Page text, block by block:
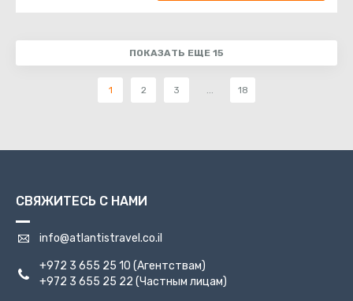
ПОКАЗАТЬ ЕЩЕ 15
1 2 3 18
СВЯЖИТЕСЬ С НАМИ
info@atlantistravel.co.il
+972 3 655 25 10 (Агентствам)
+972 3 655 25 22 (Частным лицам)